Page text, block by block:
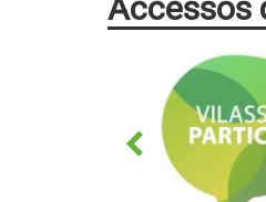
Accessos